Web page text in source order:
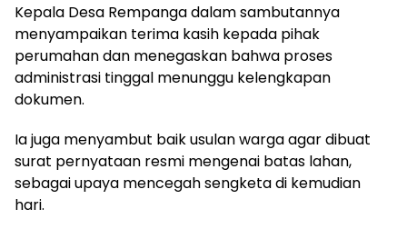
Kepala Desa Rempanga dalam sambutannya
menyampaikan terima kasih kepada pihak
perumahan dan menegaskan bahwa proses
administrasi tinggal menunggu kelengkapan
dokumen.
Ia juga menyambut baik usulan warga agar dibuat
surat pernyataan resmi mengenai batas lahan,
sebagai upaya mencegah sengketa di kemudian
hari.